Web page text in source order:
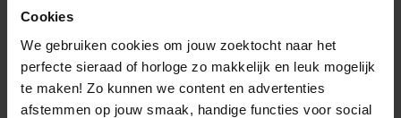
Cookies
We gebruiken cookies om jouw zoektocht naar het
perfecte sieraad of horloge zo makkelijk en leuk mogelijk
te maken! Zo kunnen we content en advertenties
afstemmen op jouw smaak, handige functies voor social
AZE JEWELS FIGARO
ARMBAND 21CM AZ-
BM011-C-…
Direct leverbaar, 1
werkdag
ARMBAND 19,5CM AZ-
BM011-…
Direct leverbaar, 1
werkdag